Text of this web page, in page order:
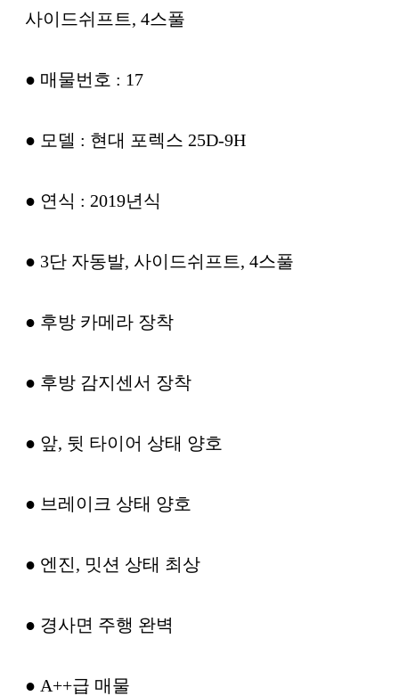
사이드쉬프트, 4스풀
● 매물번호 : 17
● 모델 : 현대 포렉스 25D-9H
● 연식 : 2019년식
● 3단 자동발, 사이드쉬프트, 4스풀
● 후방 카메라 장착
● 후방 감지센서 장착
● 앞, 뒷 타이어 상태 양호
● 브레이크 상태 양호
● 엔진, 밋션 상태 최상
● 경사면 주행 완벽
● A++급 매물